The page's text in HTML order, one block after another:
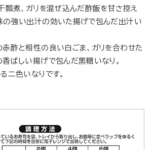
瓢煮、ガリを混ぜ込んだ酢飯を甘さ控え
の強い出汁の効いた揚げで包んだ出汁い
酢と相性の良い白ごま、ガリを合わせた
ばしい揚げで包んだ黒糖いなり。
二色いなりです。